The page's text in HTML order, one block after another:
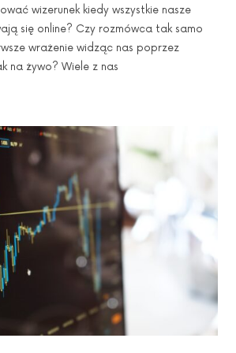
wizerunek kiedy wszystkie nasze
się online? Czy rozmówca tak samo
wrażenie widząc nas poprzez
na żywo? Wiele z nas